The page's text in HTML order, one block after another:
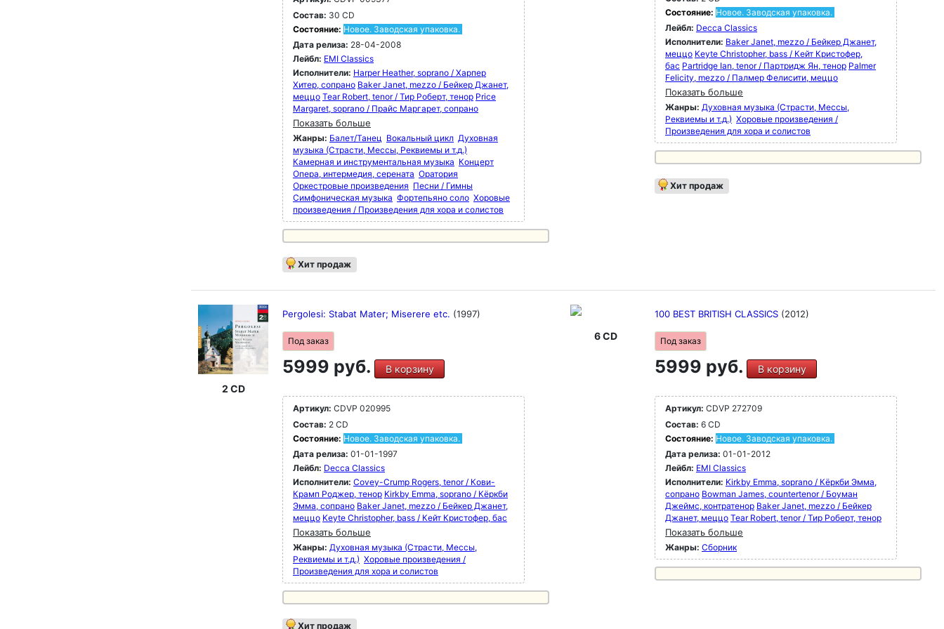
Состав: 30 CD
Состояние: Новое. Заводская упаковка.
Дата релиза: 28-04-2008
Лейбл: EMI Classics
Исполнители: Harper Heather, soprano / Харпер
Хитер, сопрано Baker Janet, mezzo / Бейкер Джанет,
меццо Tear Robert, tenor / Тир Роберт, тенор Price
Margaret, soprano / Прайс Маргарет, сопрано
Показать больше
Жанры: Балет/Танец Вокальный цикл Духовная
музыка (Страсти, Мессы, Реквиемы и т.д.)
Камерная и инструментальная музыка Концерт
Опера, интермедия, серената Оратория
Оркестровые произведения Песни / Гимны
Симфоническая музыка Фортепьяно соло Хоровые
произведения / Произведения для хора и солистов
Хит продаж
Состояние: Новое. Заводская упаковка.
Лейбл: Decca Classics
Исполнители: Baker Janet, mezzo / Бейкер Джанет,
меццо Keyte Christopher, bass / Кейт Кристофер,
бас Partridge Ian, tenor / Партридж Ян, тенор Palmer
Felicity, mezzo / Палмер Фелисити, меццо
Показать больше
Жанры: Духовная музыка (Страсти, Мессы,
Реквиемы и т.д.) Хоровые произведения /
Произведения для хора и солистов
Хит продаж
2 CD
Pergolesi: Stabat Mater; Miserere etc. (1997)
Под заказ
5999 руб. В корзину
Артикул: CDVP 020995
Состав: 2 CD
Состояние: Новое. Заводская упаковка.
Дата релиза: 01-01-1997
Лейбл: Decca Classics
Исполнители: Covey-Crump Rogers, tenor / Кови-
Крамп Роджер, тенор Kirkby Emma, soprano / Кёркби
Эмма, сопрано Baker Janet, mezzo / Бейкер Джанет,
меццо Keyte Christopher, bass / Кейт Кристофер, бас
Показать больше
Жанры: Духовная музыка (Страсти, Мессы,
Реквиемы и т.д.) Хоровые произведения /
Произведения для хора и солистов
Хит продаж
6 CD
100 BEST BRITISH CLASSICS (2012)
Под заказ
5999 руб. В корзину
Артикул: CDVP 272709
Состав: 6 CD
Состояние: Новое. Заводская упаковка.
Дата релиза: 01-01-2012
Лейбл: EMI Classics
Исполнители: Kirkby Emma, soprano / Кёркби Эмма,
сопрано Bowman James, countertenor / Боуман
Джеймс, контратенор Baker Janet, mezzo / Бейкер
Джанет, меццо Tear Robert, tenor / Тир Роберт, тенор
Показать больше
Жанры: Сборник